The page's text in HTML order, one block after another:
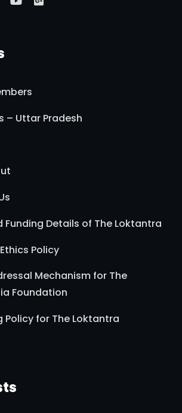
– Uttar Pradesh
Funding Details of The Loktantra
Policy
Mechanism for The
Foundation
for The Loktantra